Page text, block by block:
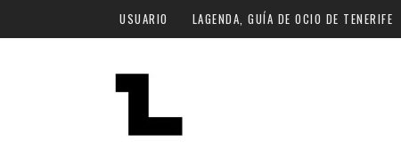
Pasar al contenido principal
USUARIO LAGENDA, GUÍA DE OCIO DE TENERIFE